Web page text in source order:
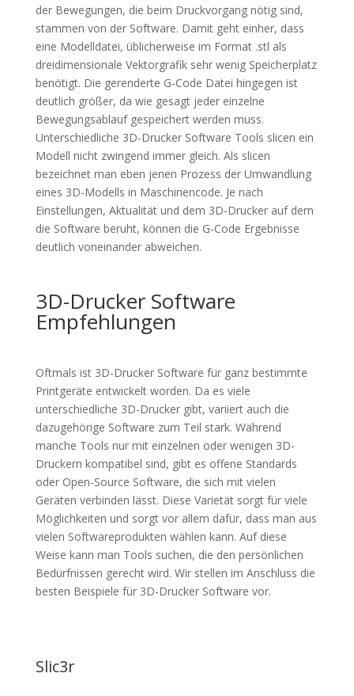
der Bewegungen, die beim Druckvorgang nötig sind,
stammen von der Software. Damit geht einher, dass
eine Modelldatei, üblicherweise im Format .stl als
dreidimensionale Vektorgrafik sehr wenig Speicherplatz
benötigt. Die gerenderte G-Code Datei hingegen ist
deutlich größer, da wie gesagt jeder einzelne
Bewegungsablauf gespeichert werden muss.
Unterschiedliche 3D-Drucker Software Tools slicen ein
Modell nicht zwingend immer gleich. Als slicen
bezeichnet man eben jenen Prozess der Umwandlung
eines 3D-Modells in Maschinencode. Je nach
Einstellungen, Aktualität und dem 3D-Drucker auf dem
die Software beruht, können die G-Code Ergebnisse
deutlich voneinander abweichen.
3D-Drucker Software
Empfehlungen
Oftmals ist 3D-Drucker Software für ganz bestimmte
Printgeräte entwickelt worden. Da es viele
unterschiedliche 3D-Drucker gibt, variiert auch die
dazugehörige Software zum Teil stark. Während
manche Tools nur mit einzelnen oder wenigen 3D-
Druckern kompatibel sind, gibt es offene Standards
oder Open-Source Software, die sich mit vielen
Geräten verbinden lässt. Diese Varietät sorgt für viele
Möglichkeiten und sorgt vor allem dafür, dass man aus
vielen Softwareprodukten wählen kann. Auf diese
Weise kann man Tools suchen, die den persönlichen
Bedürfnissen gerecht wird. Wir stellen im Anschluss die
besten Beispiele für 3D-Drucker Software vor.
Slic3r